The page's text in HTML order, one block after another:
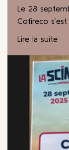
Le 28
Cofireco
Léon Bérard,
esprit
Lire la suite